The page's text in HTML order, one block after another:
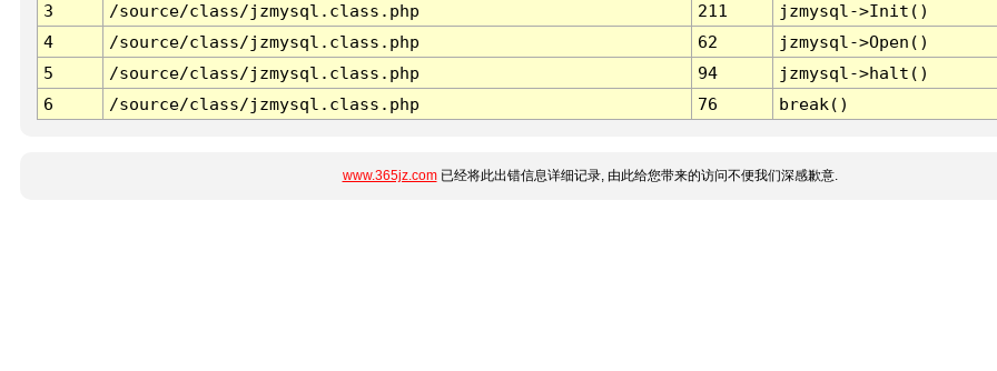
3
/source/class/jzmysql.class.php 211
jzmysql->Init()
4
/source/class/jzmysql.class.php 62
jzmysql->Open()
5
/source/class/jzmysql.class.php 94
jzmysql->halt()
6
/source/class/jzmysql.class.php 76 break()
www.365jz.com已经将此出错信息详细记录, 由此给您带来的访问不便我们深感歉意.